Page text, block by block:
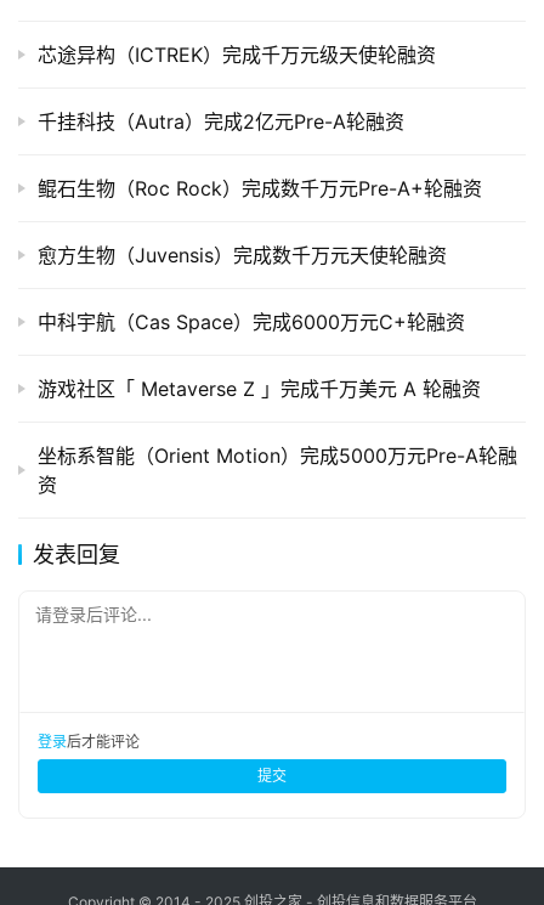
据
创
学
院
芯途异构（ICTREK）完成千万元级天使轮融资
千挂科技（Autra）完成2亿元Pre-A轮融资
鲲石生物（Roc Rock）完成数千万元Pre-A+轮融资
愈方生物（Juvensis）完成数千万元天使轮融资
中科宇航（Cas Space）完成6000万元C+轮融资
游戏社区「 Metaverse Z 」完成千万美元 A 轮融资
坐标系智能（Orient Motion）完成5000万元Pre-A轮融
资
发表回复
请登录后评论...
登录后才能评论
提交